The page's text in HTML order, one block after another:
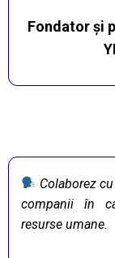
Fondator și
Colaborez
companii în
resurse umane.